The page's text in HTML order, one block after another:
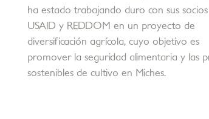
ha estado trabajando duro con sus
USAID y REDDOM en un proyecto de
diversificación agrícola, cuyo objetivo es
promover la seguridad alimentaria y las
sostenibles de cultivo en Miches.